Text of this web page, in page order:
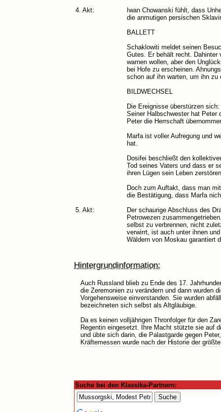
4. Akt:
Iwan Chowanski fühlt, dass
die anmutigen persischen
BALLETT
Schaklowiti meldet seinen
Gutes. Er behält recht.
warnen wollen, aber den
bei Hofe zu erscheinen.
schon auf ihn warten, um ihn zu
BILDWECHSEL
Die Ereignisse überstürzen
Seiner Halbschwester hat Peter
Peter die Herrschaft
Marfa ist voller Aufregung und
hat.
Dosifei beschließt den
Tod seines Vaters und dass er
ihren Lügen sein Leben
Doch zum Auftakt, dass man
die Bestätigung, dass Marfa
5. Akt:
Der schaurige Abschluss des
Petrowezen
selbst zu verbrennen, nicht
verwirrt, ist auch unter ihnen
Wäldern von Moskau garantiert
Hintergrundinformation:
Auch Russland blieb zu Ende des 17.
die Zeremonien zu verändern und dann wurden
Vorgehensweise einverstanden. Sie wurden
bezeichneten sich selbst als Altgläubige.
Da es keinen volljährigen Thronfolger für den
Regentin eingesetzt. Ihre Macht stützte sie auf
und übte sich darin, die Palastgarde gegen
Kräftemessen wurde nach der Historie der
Suche bei den Klassika-Partnern: